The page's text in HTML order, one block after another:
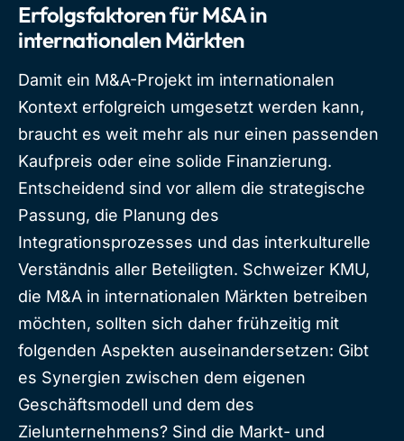
Erfolgsfaktoren für M&A in
internationalen Märkten
Damit ein M&A-Projekt im internationalen
Kontext erfolgreich umgesetzt werden kann,
braucht es weit mehr als nur einen passenden
Kaufpreis oder eine solide Finanzierung.
Entscheidend sind vor allem die strategische
Passung, die Planung des
Integrationsprozesses und das interkulturelle
Verständnis aller Beteiligten. Schweizer KMU,
die M&A in internationalen Märkten betreiben
möchten, sollten sich daher frühzeitig mit
folgenden Aspekten auseinandersetzen: Gibt
es Synergien zwischen dem eigenen
Geschäftsmodell und dem des
Zielunternehmens? Sind die Markt- und